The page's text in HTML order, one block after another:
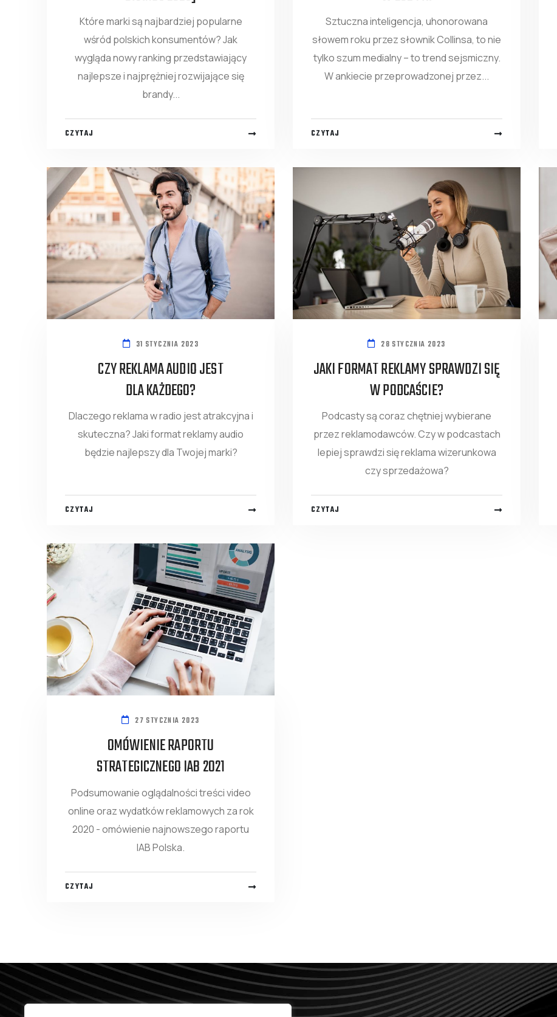
Które marki są najbardziej popularne
wśród polskich konsumentów? Jak
wygląda nowy ranking przedstawiający
najlepsze i najprężniej rozwijające się
brandy...
CZYTAJ
Sztuczna inteligencja, uhonorowana
słowem roku przez słownik Collinsa, to nie
tylko szum medialny – to trend sejsmiczny.
W ankiecie przeprowadzonej przez...
CZYTAJ
31 STYCZNIA 2023
CZY REKLAMA AUDIO JEST
DLA KAŻDEGO?
Dlaczego reklama w radio jest atrakcyjna i
skuteczna? Jaki format reklamy audio
będzie najlepszy dla Twojej marki?
CZYTAJ
28 STYCZNIA 2023
JAKI FORMAT REKLAMY SPRAWDZI SIĘ
W PODCAŚCIE?
Podcasty są coraz chętniej wybierane
przez reklamodawców. Czy w podcastach
lepiej sprawdzi się reklama wizerunkowa
czy sprzedażowa?
CZYTAJ
27 STYCZNIA 2023
OMÓWIENIE RAPORTU
STRATEGICZNEGO IAB 2021
Podsumowanie oglądalności treści video
online oraz wydatków reklamowych za rok
2020 - omówienie najnowszego raportu
IAB Polska.
CZYTAJ